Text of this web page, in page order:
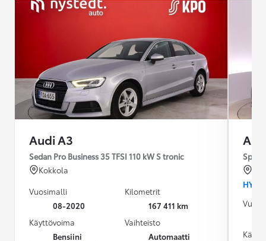
Audi A3
Sedan Pro Business 35 TFSI 110 kW S tronic
Kokkola
Vuosimalli
08-2020
Kilometrit
167 411 km
Käyttövoima
Bensiini
Vaihteisto
Automaatti